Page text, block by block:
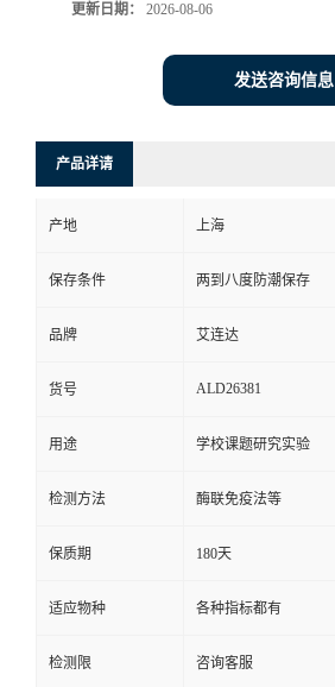
更新日期： 2026-08-06
发送咨询信息
产品详请
产地 上海
保存条件 两到八度防潮保存
品牌 艾连达
货号 ALD26381
用途 学校课题研究实验
检测方法 酶联免疫法等
保质期 180天
适应物种 各种指标都有
检测限 咨询客服